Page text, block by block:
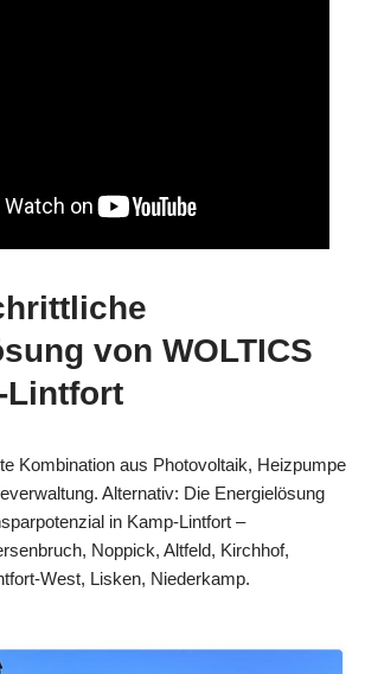
von WOLTICS
Lintfort
Kombination aus Photovoltaik, Heizpumpe
Alternativ: Die Energielösung
in Kamp-Lintfort –
Noppick, Altfeld, Kirchhof,
West, Lisken, Niederkamp.